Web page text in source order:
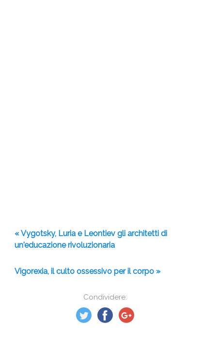
Condividere:
« Vygotsky, Luria e Leontiev gli architetti di
un'educazione rivoluzionaria
Vigorexia, il culto ossessivo per il corpo »